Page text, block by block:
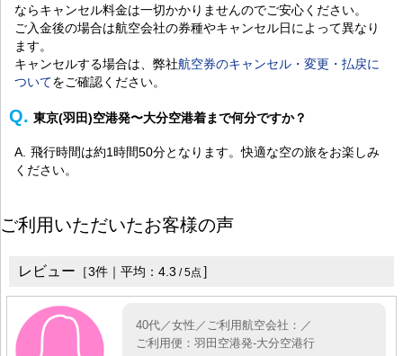
ならキャンセル料金は一切かかりませんのでご安心ください。
ご入金後の場合は航空会社の券種やキャンセル日によって異なり
ます。
キャンセルする場合は、弊社航空券のキャンセル・変更・払戻に
ついてをご確認ください。
東京(羽田)空港発〜大分空港着まで何分ですか？
飛行時間は約1時間50分となります。快適な空の旅をお楽しみ
ください。
ご利用いただいたお客様の声
レビュー ［3件｜平均： 4.3 /5点 ］
40代／女性／ご利用航空会社：／
ご利用便：羽田空港発-大分空港行